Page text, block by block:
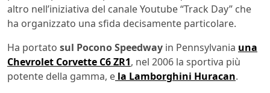
altro nell’iniziativa del canale Youtube “Track Day” che
ha organizzato una sfida decisamente particolare.
Ha portato sul Pocono Speedway in Pennsylvania una
Chevrolet Corvette C6 ZR1, nel 2006 la sportiva più
potente della gamma, e la Lamborghini Huracan.